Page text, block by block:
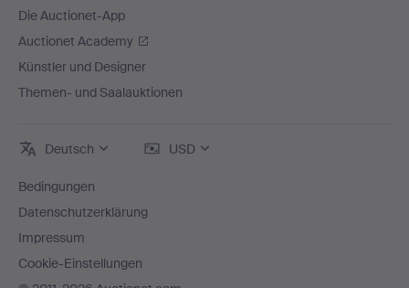
Die Auctionet-App
Auctionet Academy
Künstler und Designer
Themen- und Saalauktionen
Deutsch USD
Bedingungen
Datenschutzerklärung
Impressum
Cookie-Einstellungen